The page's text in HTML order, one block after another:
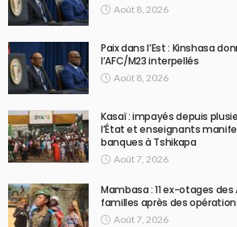
Août 8, 2026
Paix dans l’Est : Kinshasa
l’AFC/M23 interpellés
Août 8, 2026
Kasaï : impayés depuis
l’État et enseignants
banques à Tshikapa
Août 7, 2026
Mambasa : 11 ex-otages
familles après des
Août 7, 2026